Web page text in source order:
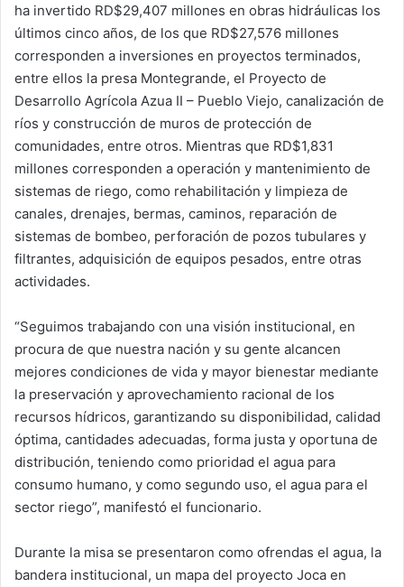
ha invertido RD$29,407 millones en obras hidráulicas los
últimos cinco años, de los que RD$27,576 millones
corresponden a inversiones en proyectos terminados,
entre ellos la presa Montegrande, el Proyecto de
Desarrollo Agrícola Azua II – Pueblo Viejo, canalización de
ríos y construcción de muros de protección de
comunidades, entre otros. Mientras que RD$1,831
millones corresponden a operación y mantenimiento de
sistemas de riego, como rehabilitación y limpieza de
canales, drenajes, bermas, caminos, reparación de
sistemas de bombeo, perforación de pozos tubulares y
filtrantes, adquisición de equipos pesados, entre otras
actividades.
“Seguimos trabajando con una visión institucional, en
procura de que nuestra nación y su gente alcancen
mejores condiciones de vida y mayor bienestar mediante
la preservación y aprovechamiento racional de los
recursos hídricos, garantizando su disponibilidad, calidad
óptima, cantidades adecuadas, forma justa y oportuna de
distribución, teniendo como prioridad el agua para
consumo humano, y como segundo uso, el agua para el
sector riego”, manifestó el funcionario.
Durante la misa se presentaron como ofrendas el agua, la
bandera institucional, un mapa del proyecto Joca en